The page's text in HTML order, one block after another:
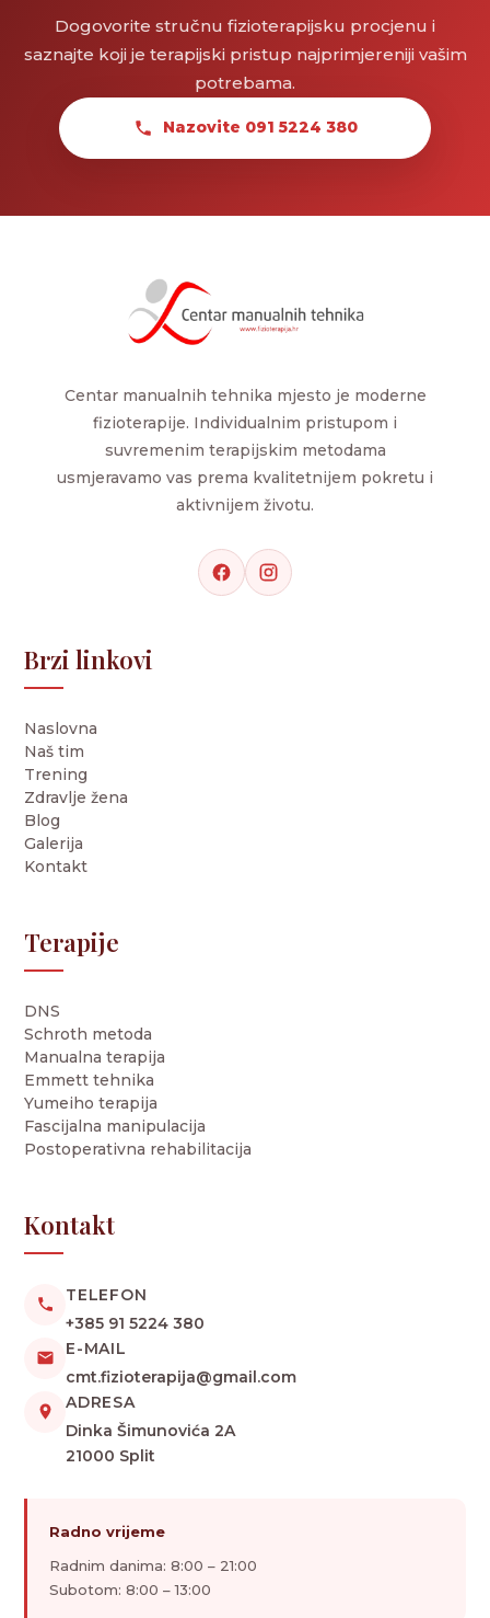
Dogovorite stručnu fizioterapijsku procjenu i
saznajte koji je terapijski pristup najprimjereniji vašim
potrebama.
Nazovite 091 5224 380
Centar manualnih tehnika mjesto je moderne
fizioterapije. Individualnim pristupom i
suvremenim terapijskim metodama
usmjeravamo vas prema kvalitetnijem pokretu i
aktivnijem životu.
Brzi linkovi
Naslovna
Naš tim
Trening
Zdravlje žena
Blog
Galerija
Kontakt
Terapije
DNS
Schroth metoda
Manualna terapija
Emmett tehnika
Yumeiho terapija
Fascijalna manipulacija
Postoperativna rehabilitacija
Kontakt
TELEFON
+385 91 5224 380
E-MAIL
cmt.fizioterapija@gmail.com
ADRESA
Dinka Šimunovića 2A
21000 Split
Radno vrijeme
Radnim danima: 8:00 – 21:00
Subotom: 8:00 – 13:00